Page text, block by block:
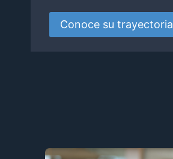
Conoce su trayectoria